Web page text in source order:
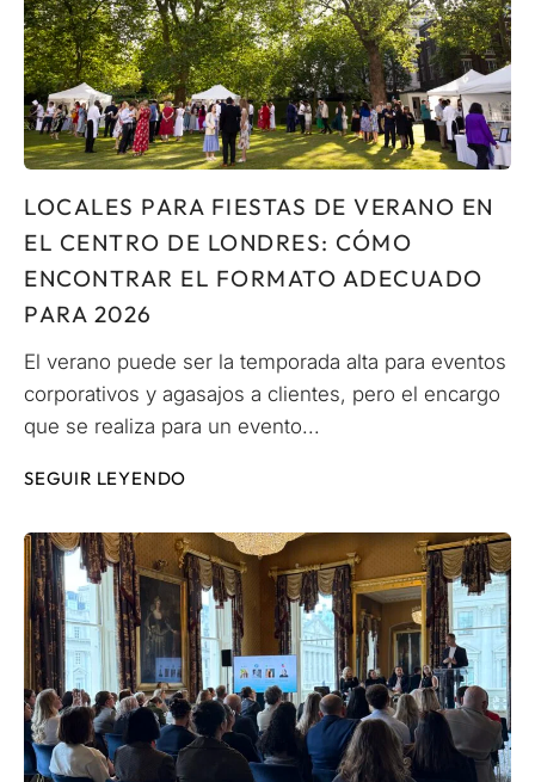
LOCALES PARA FIESTAS DE VERANO EN
EL CENTRO DE LONDRES: CÓMO
ENCONTRAR EL FORMATO ADECUADO
PARA 2026
El verano puede ser la temporada alta para eventos
corporativos y agasajos a clientes, pero el encargo
que se realiza para un evento...
SEGUIR LEYENDO